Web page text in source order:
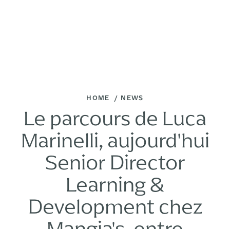
HOME NEWS
Le parcours de Luca
Marinelli, aujourd'hui
Senior Director
Learning &
Development chez